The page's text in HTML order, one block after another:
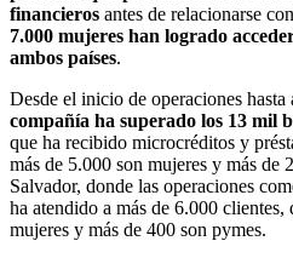
financieros antes de relacionarse
7.000 mujeres han logrado
ambos países.
Desde el inicio de operaciones hasta
compañía ha superado los 13 mil
que ha recibido microcréditos y
más de 5.000 son mujeres y más de
Salvador, donde las operaciones
ha atendido a más de 6.000 clientes,
mujeres y más de 400 son pymes.